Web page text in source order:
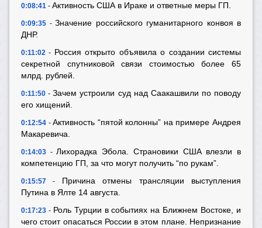
0:08:41 - Активность США в Ираке и ответные меры ГП.
0:09:35 - Значение российского гуманитарного конвоя в
ДНР.
0:11:02 - Россия открыто объявила о создании системы
секретной спутниковой связи стоимостью более 65
млрд. рублей.
0:11:50 -Зачем устроили суд над Саакашвили по поводу
его хищений.
0:12:54 -Активность “пятой колонны” на примере Андрея
Макаревича.
0:14:03 -Лихорадка Эбола. Страновики США влезли в
компетенцию ГП, за что могут получить “по рукам”.
0:15:57 - Причина отмены трансляции выступления
Путина в Ялте 14 августа.
0:17:23 - Роль Турции в событиях на Ближнем Востоке, и
чего стоит опасаться России в этом плане. Непризнание